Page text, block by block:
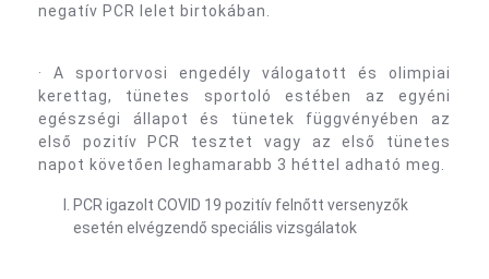
negatív PCR lelet birtokában.
· A sportorvosi engedély válogatott és olimpiai
kerettag, tünetes sportoló estében az egyéni
egészségi állapot és tünetek függvényében az
első pozitív PCR tesztet vagy az első tünetes
napot követően leghamarabb 3 héttel adható meg.
PCR igazolt COVID 19 pozitív felnőtt versenyzők
esetén elvégzendő speciális vizsgálatok